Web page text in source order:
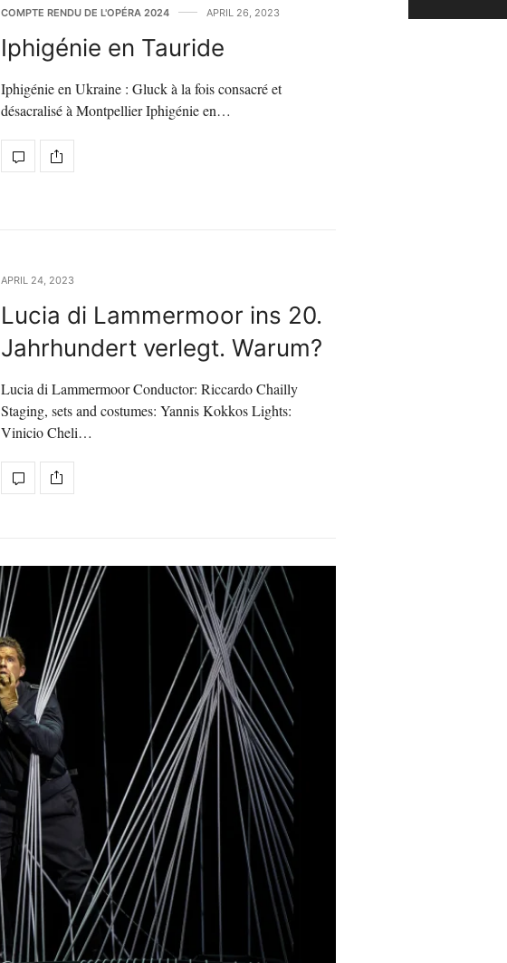
COMPTE RENDU DE L'OPÉRA 2024 APRIL 26, 2023
Iphigénie en Tauride
Iphigénie en Ukraine : Gluck à la fois consacré et
désacralisé à Montpellier Iphigénie en…
APRIL 24, 2023
Lucia di Lammermoor ins 20.
Jahrhundert verlegt. Warum?
Lucia di Lammermoor Conductor: Riccardo Chailly
Staging, sets and costumes: Yannis Kokkos Lights:
Vinicio Cheli…